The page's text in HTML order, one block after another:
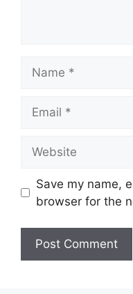
Save my name,
browser for the